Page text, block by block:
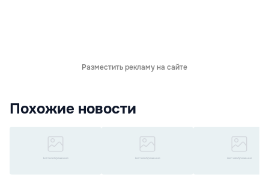
Разместить рекламу на сайте
Похожие новости